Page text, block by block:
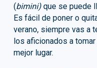
(bimini) que se puede
Es fácil de poner o
verano, siempre vas a
los aficionados a
mejor lugar.